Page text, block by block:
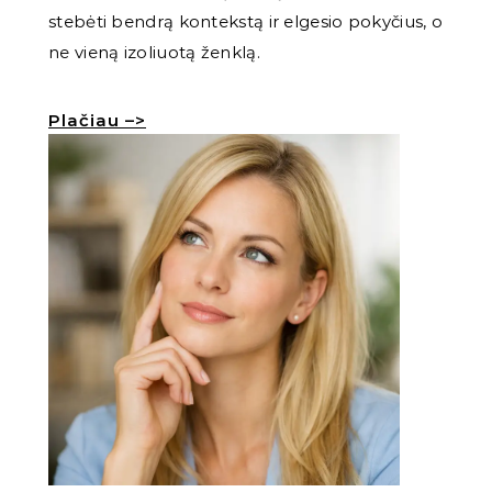
stebėti bendrą kontekstą ir elgesio pokyčius, o
ne vieną izoliuotą ženklą.
Plačiau –>